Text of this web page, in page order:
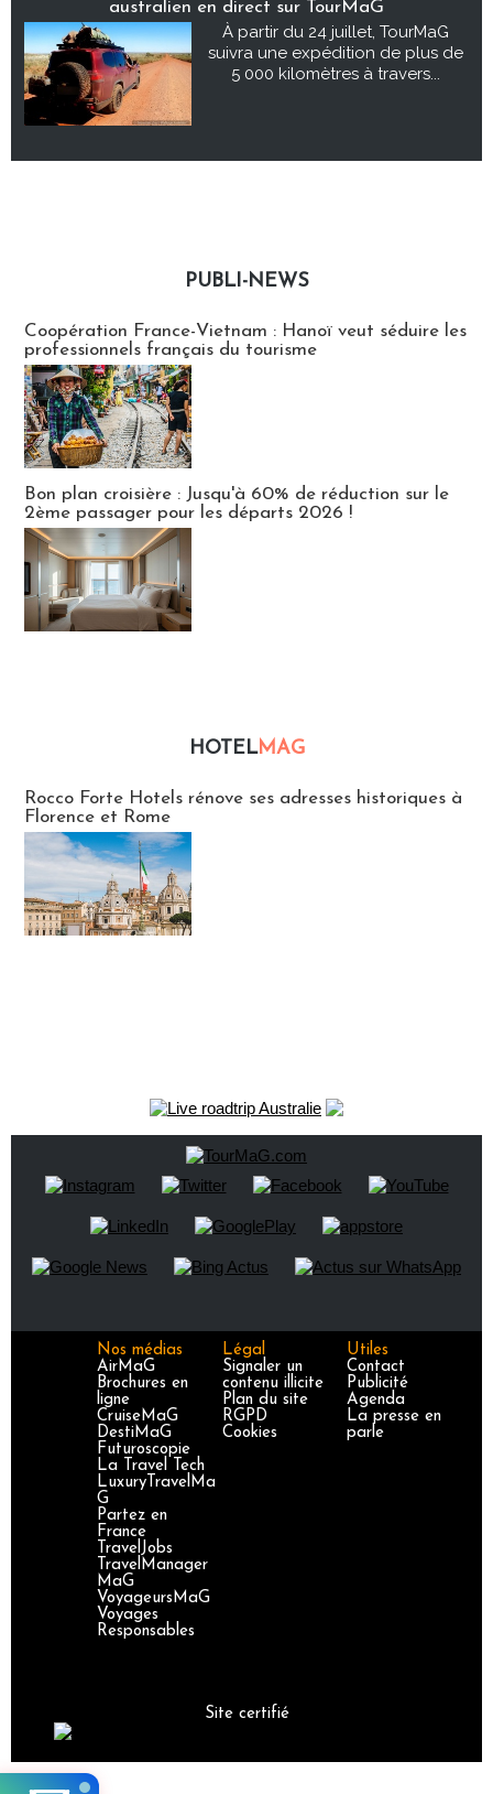
australien en direct sur TourMaG
À partir du 24 juillet, TourMaG
suivra une expédition de plus de
5 000 kilomètres à travers...
PUBLI-NEWS
Coopération France-Vietnam : Hanoï veut séduire les
professionnels français du tourisme
Bon plan croisière : Jusqu'à 60% de réduction sur le
2ème passager pour les départs 2026 !
HOTELMAG
Rocco Forte Hotels rénove ses adresses historiques à
Florence et Rome
Nos médias
AirMaG
Brochures en
ligne
CruiseMaG
DestiMaG
Futuroscopie
La Travel Tech
LuxuryTravelMa
G
Partez en
France
TravelJobs
TravelManager
MaG
VoyageursMaG
Voyages
Responsables
Légal
Signaler un
contenu illicite
Plan du site
RGPD
Cookies
Utiles
Contact
Publicité
Agenda
La presse en
parle
Site certifié